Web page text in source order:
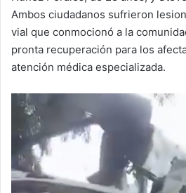
Ambos ciudadanos sufrieron
vial que conmocionó a la
pronta recuperación para los
atención médica especializada.